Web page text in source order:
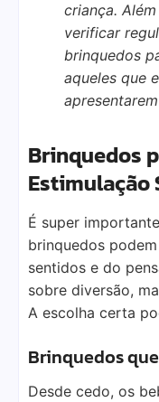
criança.
verificar
brinquedos
aqueles que
Brinquedos
Estimulação
É super
brinquedos
sentidos e do
sobre diversão,
A escolha certa
Brinquedos
Desde cedo, os